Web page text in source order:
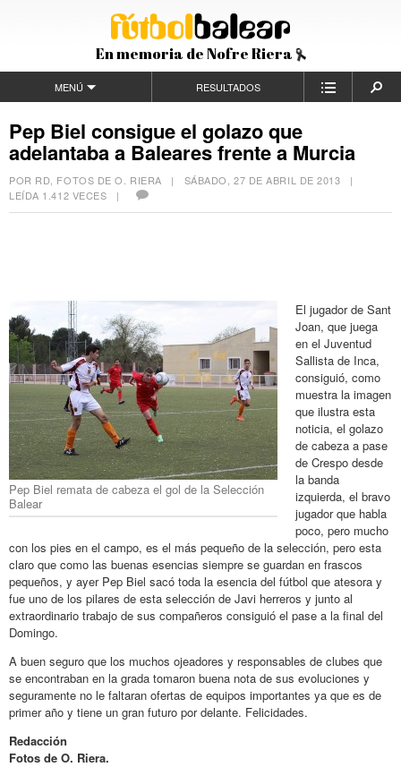
En memoria de Nofre Riera
MENÚ RESULTADOS
Pep Biel consigue el golazo que
adelantaba a Baleares frente a Murcia
POR RD, FOTOS DE O. RIERA | SÁBADO, 27 DE ABRIL DE 2013 |
LEÍDA 1.412 VECES |
Pep Biel remata de cabeza el gol de la Selección
Balear
El jugador de Sant
Joan, que juega
en el Juventud
Sallista de Inca,
consiguió, como
muestra la imagen
que ilustra esta
noticia, el golazo
de cabeza a pase
de Crespo desde
la banda
izquierda, el bravo
jugador que habla
poco, pero mucho
con los pies en el campo, es el más pequeño de la selección, pero esta
claro que como las buenas esencias siempre se guardan en frascos
pequeños, y ayer Pep Biel sacó toda la esencia del fútbol que atesora y
fue uno de los pilares de esta selección de Javi herreros y junto al
extraordinario trabajo de sus compañeros consiguió el pase a la final del
Domingo.
A buen seguro que los muchos ojeadores y responsables de clubes que
se encontraban en la grada tomaron buena nota de sus evoluciones y
seguramente no le faltaran ofertas de equipos importantes ya que es de
primer año y tiene un gran futuro por delante. Felicidades.
Redacción
Fotos de O. Riera.